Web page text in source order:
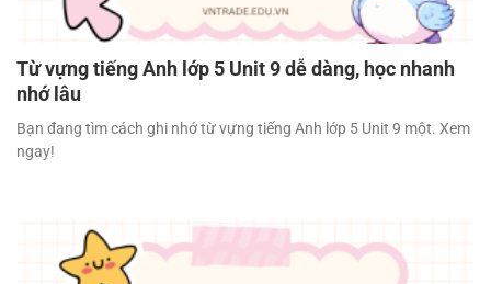
Từ vựng tiếng Anh lớp 5 Unit 9 dễ dàng, học nhanh
nhớ lâu
Bạn đang tìm cách ghi nhớ từ vựng tiếng Anh lớp 5 Unit 9 một. Xem
ngay!